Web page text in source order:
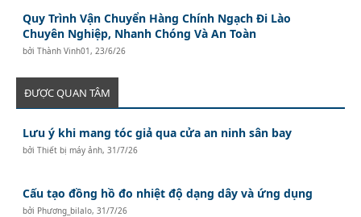
Quy Trình Vận Chuyển Hàng Chính Ngạch Đi Lào
Chuyên Nghiệp, Nhanh Chóng Và An Toàn
bởiThành Vinh01 , 23/6/26
ĐƯỢC QUAN TÂM
Lưu ý khi mang tóc giả qua cửa an ninh sân bay
bởiThiết bị máy ảnh,31/7/26
Cấu tạo đồng hồ đo nhiệt độ dạng dây và ứng dụng
bởi Phương_bilalo,31/7/26